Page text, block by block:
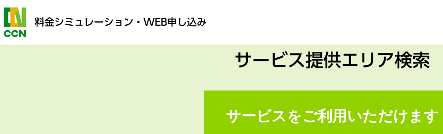
料金シミュレーション ・WEB申し込み
サービス提供エリア検索
サービスをご利用いただけます